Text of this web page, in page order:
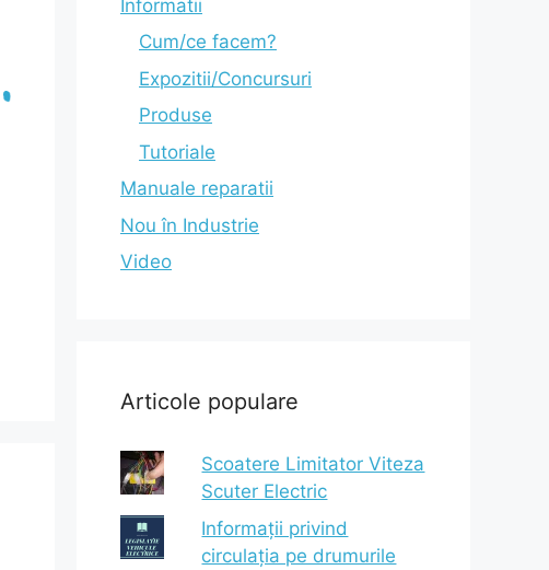
Informatii
Cum/ce facem?
Expozitii/Concursuri
Produse
Tutoriale
Manuale reparatii
Nou în Industrie
Video
Articole populare
Scoatere Limitator Viteza
Scuter Electric
Informații privind
circulația pe drumurile